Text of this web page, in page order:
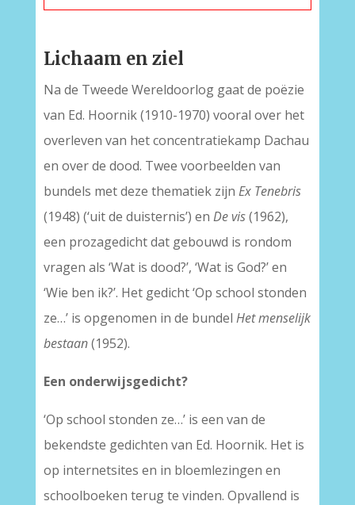
Lichaam en ziel
Na de Tweede Wereldoorlog gaat de poëzie
van Ed. Hoornik (1910-1970) vooral over het
overleven van het concentratiekamp Dachau
en over de dood. Twee voorbeelden van
bundels met deze thematiek zijn Ex Tenebris
(1948) (‘uit de duisternis’) en De vis(1962),
een prozagedicht dat gebouwd is rondom
vragen als ‘Wat is dood?’, ‘Wat is God?’ en
‘Wie ben ik?’. Het gedicht ‘Op school stonden
ze…’ is opgenomen in de bundel Het menselijk
bestaan(1952).
Een onderwijsgedicht?
‘Op school stonden ze…’ is een van de
bekendste gedichten van Ed. Hoornik. Het is
op internetsites en in bloemlezingen en
schoolboeken terug te vinden. Opvallend is